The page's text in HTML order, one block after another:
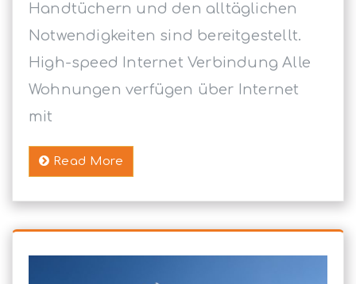
Handtüchern und den alltäglichen
Notwendigkeiten sind bereitgestellt.
High-speed Internet Verbindung Alle
Wohnungen verfügen über Internet
mit
Read More